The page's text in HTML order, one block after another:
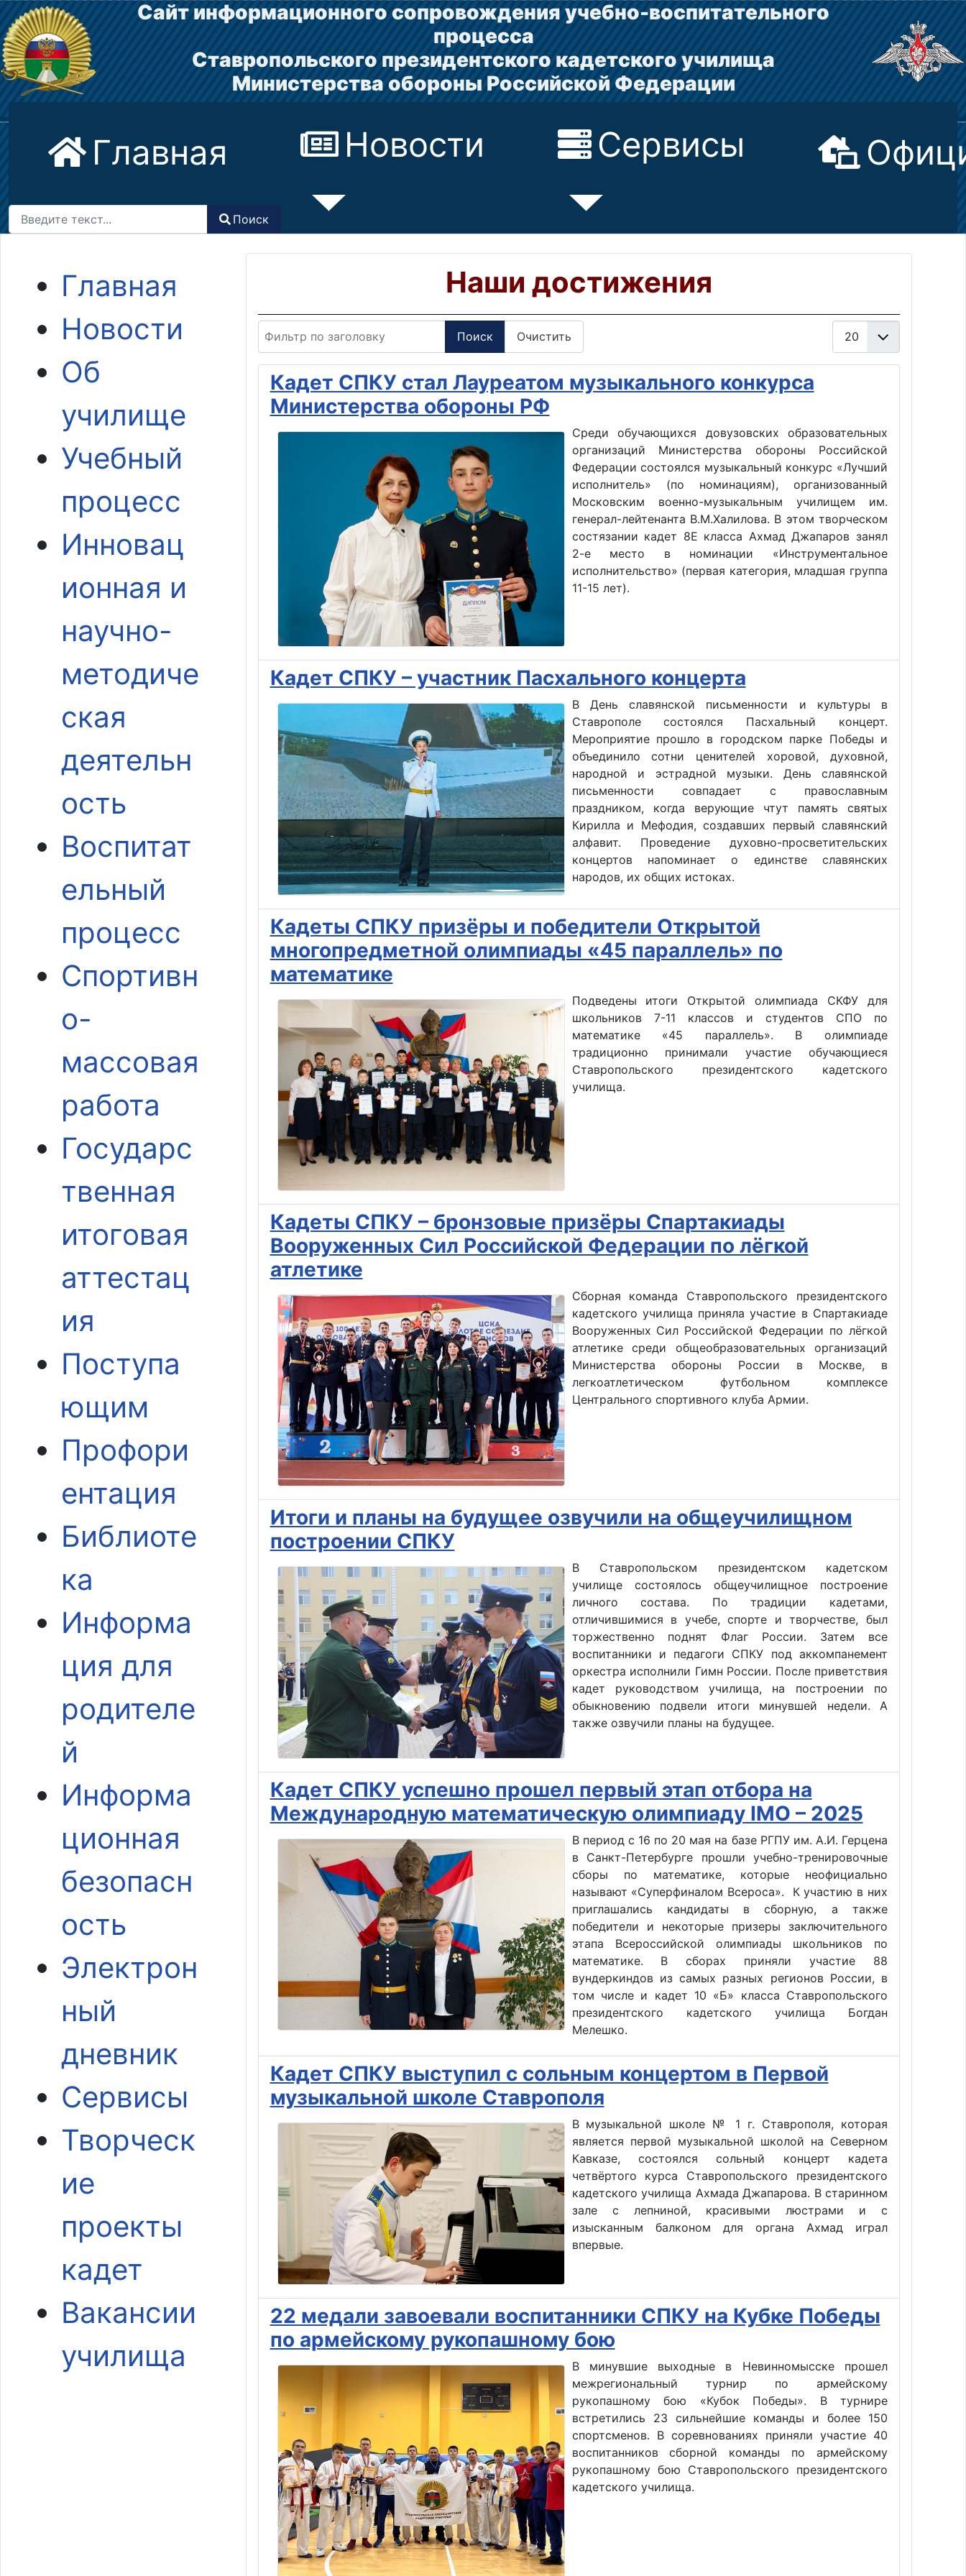
Сайт информационного сопровождения учебно-воспитательного
процесса
Ставропольского президентского кадетского училища
Министерства обороны Российской Федерации
Главная Новости Сервисы
Поиск
Поиск
Главная
Новости
Об
училище
Учебный
процесс
Инновац
ионная и
научно-
методиче
ская
деятельн
ость
Воспитат
ельный
процесс
Спортивн
о-
массовая
работа
Государс
твенная
итоговая
аттестац
ия
Поступа
ющим
Профори
ентация
Библиоте
ка
Информа
ция для
родителе
й
Информа
ционная
безопасн
ость
Электрон
ный
дневник
Сервисы
Творческ
ие
проекты
кадет
Вакансии
училища
Наши достижения
Поиск Очистить
Кадет СПКУ стал Лауреатом музыкального конкурса
Министерства обороны РФ
Среди обучающихся довузовских образовательных
организаций Министерства обороны Российской
Федерации состоялся музыкальный конкурс «Лучший
исполнитель» (по номинациям), организованный
Московским военно-музыкальным училищем им.
генерал-лейтенанта В.М.Халилова. В этом творческом
состязании кадет 8Е класса Ахмад Джапаров занял
2-е место в номинации «Инструментальное
исполнительство» (первая категория, младшая группа
11-15 лет).
Кадет СПКУ – участник Пасхального концерта
В День славянской письменности и культуры в
Ставрополе состоялся Пасхальный концерт.
Мероприятие прошло в городском парке Победы и
объединило сотни ценителей хоровой, духовной,
народной и эстрадной музыки. День славянской
письменности совпадает с православным
праздником, когда верующие чтут память святых
Кирилла и Мефодия, создавших первый славянский
алфавит. Проведение духовно-просветительских
концертов напоминает о единстве славянских
народов, их общих истоках.
Кадеты СПКУ призёры и победители Открытой
многопредметной олимпиады «45 параллель» по
математике
Подведены итоги Открытой олимпиада СКФУ для
школьников 7-11 классов и студентов СПО по
математике «45 параллель». В олимпиаде
традиционно принимали участие обучающиеся
Ставропольского президентского кадетского
училища.
Кадеты СПКУ – бронзовые призёры Спартакиады
Вооруженных Сил Российской Федерации по лёгкой
атлетике
Сборная команда Ставропольского президентского
кадетского училища приняла участие в Спартакиаде
Вооруженных Сил Российской Федерации по лёгкой
атлетике среди общеобразовательных организаций
Министерства обороны России в Москве, в
легкоатлетическом футбольном комплексе
Центрального спортивного клуба Армии.
Итоги и планы на будущее озвучили на общеучилищном
построении СПКУ
В Ставропольском президентском кадетском
училище состоялось общеучилищное построение
личного состава. По традиции кадетами,
отличившимися в учебе, спорте и творчестве, был
торжественно поднят Флаг России. Затем все
воспитанники и педагоги СПКУ под аккомпанемент
оркестра исполнили Гимн России. После приветствия
кадет руководством училища, на построении по
обыкновению подвели итоги минувшей недели. А
также озвучили планы на будущее.
Кадет СПКУ успешно прошел первый этап отбора на
Международную математическую олимпиаду IMO – 2025
В период с 16 по 20 мая на базе РГПУ им. А.И. Герцена
в Санкт-Петербурге прошли учебно-тренировочные
сборы по математике, которые неофициально
называют «Суперфиналом Всероса». К участию в них
приглашались кандидаты в сборную, а также
победители и некоторые призеры заключительного
этапа Всероссийской олимпиады школьников по
математике. В сборах приняли участие 88
вундеркиндов из самых разных регионов России, в
том числе и кадет 10 «Б» класса Ставропольского
президентского кадетского училища Богдан
Мелешко.
Кадет СПКУ выступил с сольным концертом в Первой
музыкальной школе Ставрополя
В музыкальной школе № 1 г. Ставрополя, которая
является первой музыкальной школой на Северном
Кавказе, состоялся сольный концерт кадета
четвёртого курса Ставропольского президентского
кадетского училища Ахмада Джапарова. В старинном
зале с лепниной, красивыми люстрами и с
изысканным балконом для органа Ахмад играл
впервые.
22 медали завоевали воспитанники СПКУ на Кубке Победы
по армейскому рукопашному бою
В минувшие выходные в Невинномысске прошел
межрегиональный турнир по армейскому
рукопашному бою «Кубок Победы». В турнире
встретились 23 сильнейшие команды и более 150
спортсменов. В соревнованиях приняли участие 40
воспитанников сборной команды по армейскому
рукопашному бою Ставропольского президентского
кадетского училища.